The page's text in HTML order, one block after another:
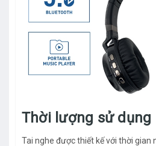
Thời lượng sử dụng
Tai nghe được thiết kế với thời gian